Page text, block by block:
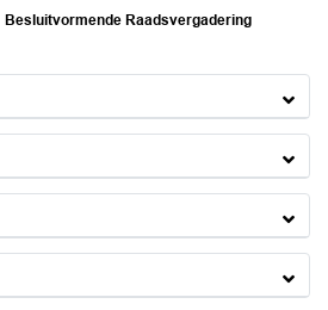
Besluitvormende Raadsvergadering